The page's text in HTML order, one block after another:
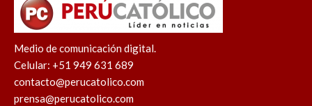
Medio de comunicación digital.
Celular: +51 949 631 689
contacto@perucatolico.com
prensa@perucatolico.com